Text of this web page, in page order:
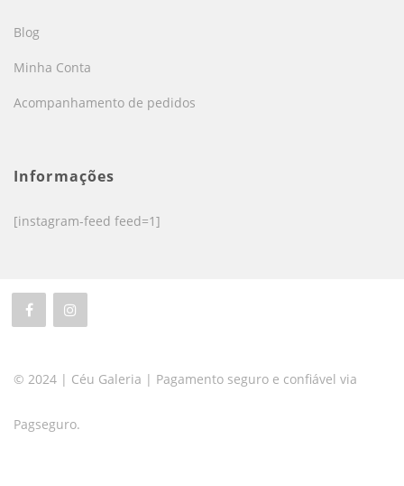
Blog
Minha Conta
Acompanhamento de pedidos
Informações
[instagram-feed feed=1]
© 2024 | Céu Galeria | Pagamento seguro e confiável via
Pagseguro.